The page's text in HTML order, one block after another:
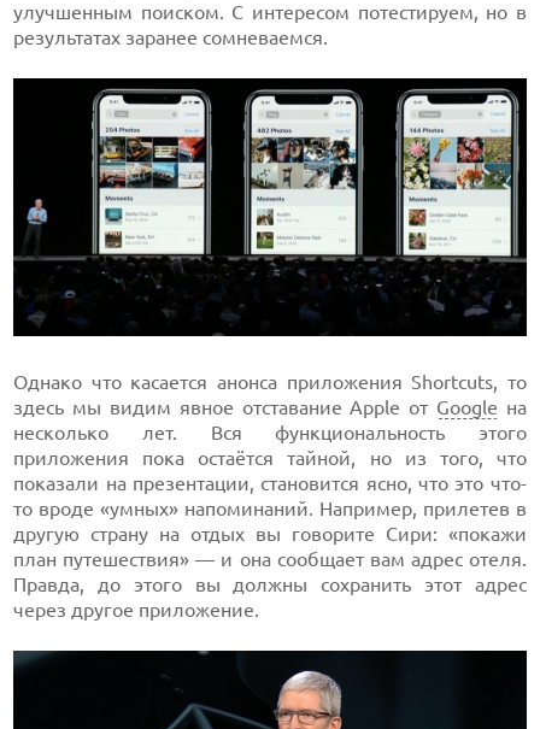
улучшенным поиском. С интересом потестируем, но в
результатах заранее сомневаемся.
Однако что касается анонса приложения Shortcuts, то
здесь мы видим явное отставание Apple от Google на
несколько лет. Вся функциональность этого
приложения пока остаётся тайной, но из того, что
показали на презентации, становится ясно, что это что-
то вроде «умных» напоминаний. Например, прилетев в
другую страну на отдых вы говорите Сири: «покажи
план путешествия» — и она сообщает вам адрес отеля.
Правда, до этого вы должны сохранить этот адрес
через другое приложение.